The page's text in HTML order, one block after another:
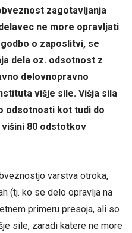
zagotavljanja
ne more opravljati
o zaposlitvi, se
dela oz. odsotnost z
delovnopravno
višje sile. Višja sila
odsotnosti kot tudi do
80 odstotkov
varstva otroka,
(tj. ko se delo opravlja na
primeru presoja, ali so
sile, zaradi katere ne more